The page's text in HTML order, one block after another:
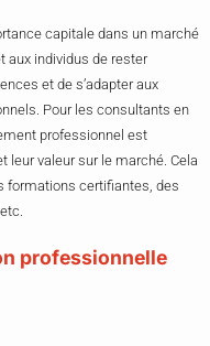
capitale dans un marché
aux individus de rester
et de s’adapter aux
Pour les consultants en
professionnel est
leur valeur sur le marché. Cela
formations certifiantes, des
professionnelle